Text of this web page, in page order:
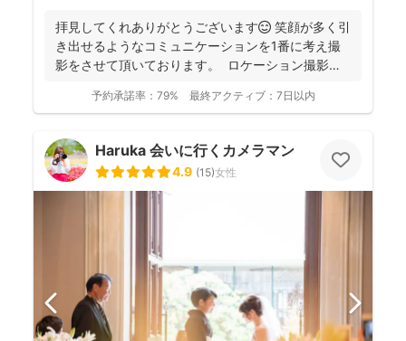
拝見してくれありがとうございます😊 笑顔が多く引
き出せるようなコミュニケーションを1番に考え撮
影をさせて頂いております。 ロケーション撮影も
予約承諾率： 79% 最終アクティブ： 7日以内
Haruka 会いに行くカメラマン
4.9 (15)女性